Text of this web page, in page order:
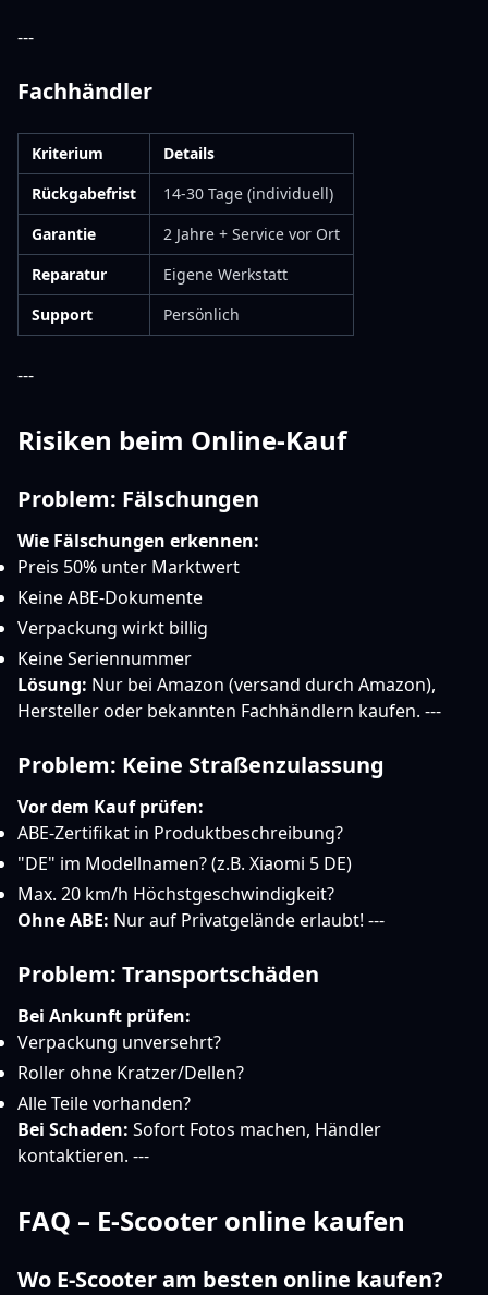
---
Fachhändler
Kriterium
Details
Rückgabefrist
14-30 Tage (individuell)
Garantie
2 Jahre + Service vor Ort
Reparatur
Eigene Werkstatt
Support
Persönlich
---
Risiken beim Online-Kauf
Problem: Fälschungen
Wie Fälschungen erkennen:
Preis 50% unter Marktwert
Keine ABE-Dokumente
Verpackung wirkt billig
Keine Seriennummer
Lösung: Nur bei Amazon (versand durch Amazon),
Hersteller oder bekannten Fachhändlern kaufen. ---
Problem: Keine Straßenzulassung
Vor dem Kauf prüfen:
ABE-Zertifikat in Produktbeschreibung?
"DE" im Modellnamen? (z.B. Xiaomi 5 DE)
Max. 20 km/h Höchstgeschwindigkeit?
Ohne ABE: Nur auf Privatgelände erlaubt! ---
Problem: Transportschäden
Bei Ankunft prüfen:
Verpackung unversehrt?
Roller ohne Kratzer/Dellen?
Alle Teile vorhanden?
Bei Schaden: Sofort Fotos machen, Händler
kontaktieren. ---
FAQ – E-Scooter online kaufen
Wo E-Scooter am besten online kaufen?